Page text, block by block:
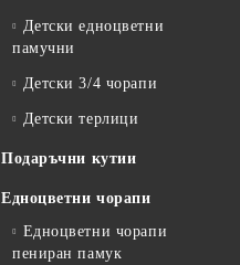
Детски едноцветни
памучни
Детски 3/4 чорапи
Детски терлици
Подаръчни кутии
Едноцветни чорапи
Едноцветни чорапи
пениран памук